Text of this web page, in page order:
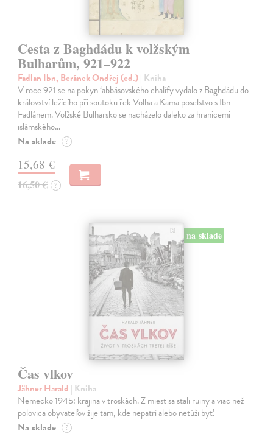
Cesta z Baghdádu k volžským
Bulharům, 921–922
Fadlan Ibn, Beránek Ondřej (ed.)| Kniha
V roce 921 se na pokyn ‘abbásovského chalífy vydalo z Baghdádu do
království ležícího při soutoku řek Volha a Kama poselstvo s Ibn
Fadlánem. Volžské Bulharsko se nacházelo daleko za hranicemi
islámského…
Na sklade ?
15,68 €
16,50 € ?
na sklade
Čas vlkov
Jähner Harald | Kniha
Nemecko 1945: krajina v troskách. Z miest sa stali ruiny a viac než
polovica obyvateľov žije tam, kde nepatrí alebo netúži byť.
Na sklade ?